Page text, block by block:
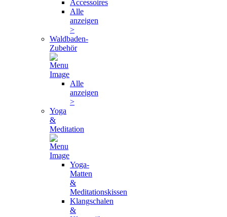
Accessoires
Alle
anzeigen
>
Waldbaden-
Zubehör
Alle
anzeigen
>
Yoga
&
Meditation
Yoga-
Matten
&
Meditationskissen
Klangschalen
&